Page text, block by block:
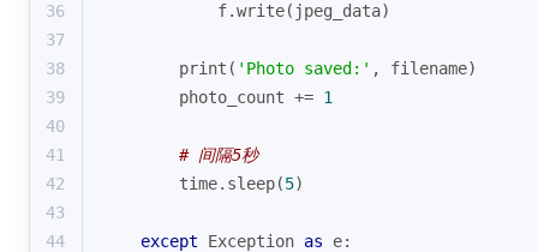
36
            f.write(jpeg_data)
37
38
print ( 'Photo saved:' , filename)
39
        photo_count +=
1
40
41
# 间隔5秒
42
        time.sleep(
5)
43
44
except Exception as e: